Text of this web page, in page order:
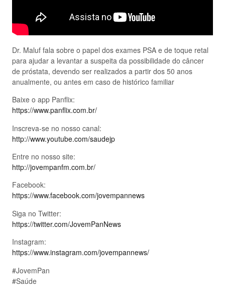
Dr. Maluf fala sobre o papel dos exames PSA e de toque retal
para ajudar a levantar a suspeita da possibilidade do câncer
de próstata, devendo ser realizados a partir dos 50 anos
anualmente, ou antes em caso de histórico familiar
Baixe o app Panflix:
https://www.panflix.com.br/
Inscreva-se no nosso canal:
http://www.youtube.com/saudejp
Entre no nosso site:
http://jovempanfm.com.br/
Facebook:
https://www.facebook.com/jovempannews
Siga no Twitter:
https://twitter.com/JovemPanNews
Instagram:
https://www.instagram.com/jovempannews/
#JovemPan
#Saúde